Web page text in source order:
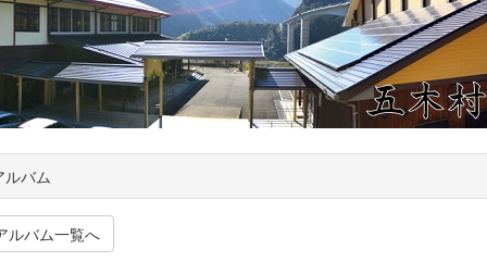
ルバム
ルバム一覧へ